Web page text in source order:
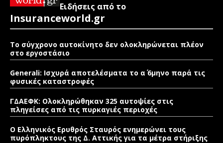
Ειδήσεις από το
Insuranceworld.gr
Το σύγχρονο αυτοκίνητο δεν ολοκληρώνεται πλέον
στο εργοστάσιο
Generali: Ισχυρά αποτελέσματα το α΄ 6μηνο παρά τις
φυσικές καταστροφές
ΓΔΑΕΦΚ: Ολοκληρώθηκαν 325 αυτοψίες στις
πληγείσες από τις πυρκαγιές περιοχές
Ο Ελληνικός Ερυθρός Σταυρός ενημερώνει τους
πυρόπληκτους της Δ. Αττικής για τα μέτρα στήριξης